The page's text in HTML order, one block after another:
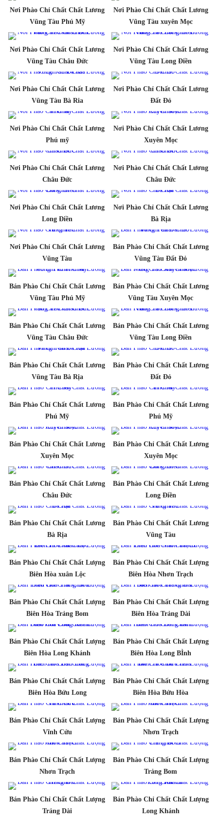
Nơi Phào Chỉ Chất Chất Lương
Vũng Tàu Phú Mỹ
Nơi Phào Chỉ Chất Chất Lương
Vũng Tàu xuyên Mọc
Nơi Phào Chỉ Chất Chất Lương
Vũng Tàu Châu Đức
Nơi Phào Chỉ Chất Chất Lương
Vũng Tàu Long Điền
Nơi Phào Chỉ Chất Chất Lương
Vũng Tàu Bà Ria
Nơi Phào Chỉ Chất Chất Lương
Đất Đỏ
Nơi Phào Chỉ Chất Chất Lương
Phú mỹ
Nơi Phào Chỉ Chất Chất Lương
Xuyên Mọc
Nơi Phào Chỉ Chất Chất Lương
Châu Đức
Nơi Phào Chỉ Chất Chất Lương
Châu Đức
Nơi Phào Chỉ Chất Chất Lương
Long Điền
Nơi Phào Chỉ Chất Chất Lương
Bà Rịa
Nơi Phào Chỉ Chất Chất Lương
Vũng Tàu
Bán Phào Chỉ Chất Chất Lương
Vũng Tàu Đất Đỏ
Bán Phào Chỉ Chất Chất Lương
Vũng Tàu Phú Mỹ
Bán Phào Chỉ Chất Chất Lương
Vũng Tàu Xuyên Mọc
Bán Phào Chỉ Chất Chất Lương
Vũng Tàu Châu Đức
Bán Phào Chỉ Chất Chất Lương
Vũng Tàu Long Điền
Bán Phào Chỉ Chất Chất Lương
Vũng Tàu Bà Rịa
Bán Phào Chỉ Chất Chất Lương
Đất Đỏ
Bán Phào Chỉ Chất Chất Lương
Phú Mỹ
Bán Phào Chỉ Chất Chất Lương
Phú Mỹ
Bán Phào Chỉ Chất Chất Lương
Xuyên Mọc
Bán Phào Chỉ Chất Chất Lương
Xuyên Mọc
Bán Phào Chỉ Chất Chất Lương
Châu Đức
Bán Phào Chỉ Chất Chất Lương
Long Điền
Bán Phào Chỉ Chất Chất Lương
Bà Rịa
Bán Phào Chỉ Chất Chất Lương
Vũng Tàu
Bán Phào Chỉ Chất Chất Lượng
Biên Hòa xuân Lộc
Bán Phào Chỉ Chất Chất Lượng
Biên Hòa Nhơn Trạch
Bán Phào Chỉ Chất Chất Lượng
Biên Hòa Trảng Bom
Bán Phào Chỉ Chất Chất Lượng
Biên Hòa Trảng Dài
Bán Phào Chỉ Chất Chất Lượng
Biên Hòa Long Khánh
Bán Phào Chỉ Chất Chất Lượng
Biên Hòa Long BÌnh
Bán Phào Chỉ Chất Chất Lượng
Biên Hòa Bửu Long
Bán Phào Chỉ Chất Chất Lượng
Biên Hòa Bửu Hòa
Bán Phào Chỉ Chất Chất Lượng
Vĩnh Cửu
Bán Phào Chỉ Chất Chất Lượng
Nhơn Trạch
Bán Phào Chỉ Chất Chất Lượng
Nhơn Trạch
Bán Phào Chỉ Chất Chất Lượng
Trảng Bom
Bán Phào Chỉ Chất Chất Lượng
Trảng Dài
Bán Phào Chỉ Chất Chất Lượng
Long Khánh